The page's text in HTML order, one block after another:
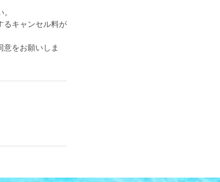
るキャンセル料が
をお願いしま